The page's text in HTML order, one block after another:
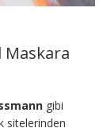
Maskara
gibi
sitelerinden